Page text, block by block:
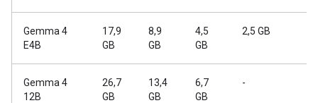
Gemma 4
E4B
17,9
GB
8,9
GB
4,5
GB
2,5 GB
Gemma 4
12B
26,7
GB
13,4
GB
6,7
GB
-